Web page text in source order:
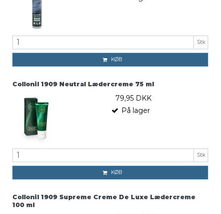
Stk
KØB
Collonil 1909 Neutral Lædercreme 75 ml
79,95 DKK
På lager
Stk
KØB
Collonil 1909 Supreme Creme De Luxe Lædercreme
100 ml